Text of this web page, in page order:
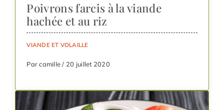
Poivrons farcis à la viande
hachée et au riz
VIANDE ET VOLAILLE
Par camille / 20 juillet 2020